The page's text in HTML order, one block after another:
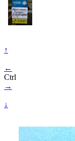
↑
←
Ctrl
→
↓